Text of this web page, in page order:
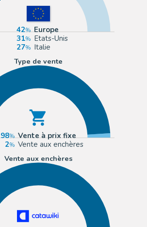
42
Europe
31
Etats-Unis
27
Italie
Type de vente
98
Vente à prix fixe
2
Vente aux enchères
Vente aux enchères